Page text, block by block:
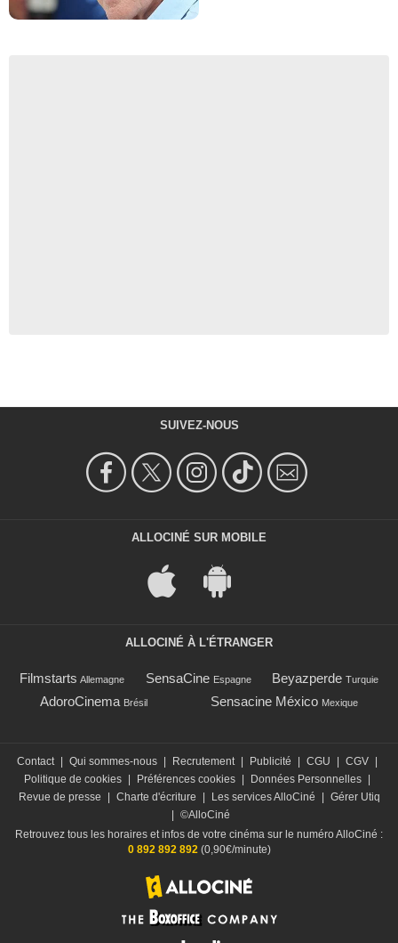
SUIVEZ-NOUS
ALLOCINÉ SUR MOBILE
ALLOCINÉ À L'ÉTRANGER
Filmstarts Allemagne SensaCine Espagne Beyazperde Turquie
AdoroCinema Brésil Sensacine México Mexique
Contact Qui sommes-nous Recrutement Publicité CGU CGV
Politique de cookies
Préférences cookies Données Personnelles
Revue de presse
Charte d'écriture Les services AlloCiné
Gérer Utiq
©AlloCiné
Retrouvez tous les horaires et infos de votre cinéma sur le numéro AlloCiné :
0 892 892 892(0,90€/minute)